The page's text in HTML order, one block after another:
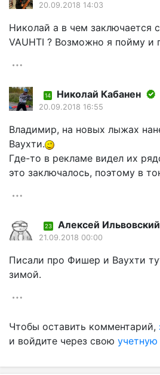
20.09.2018 14:03
Николай а в чем заключается
VAUHTI ? Возможно я пойму и
14 Николай Кабанен
20.09.2018 16:55
Владимир, на новых лыжах
Ваухти.
Где-то в рекламе видел их
это заключалось, поэтому в
23 Алексей Ильвовский
21.09.2018 00:00
Писали про Фишер и Ваухти
зимой.
Чтобы оставить комментарий,
и войдите через свою учетную